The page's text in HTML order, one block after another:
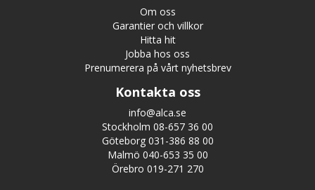
Om oss
Garantier och villkor
Hitta hit
Jobba hos oss
Prenumerera på vårt nyhetsbrev
Kontakta oss
info@alca.se
Stockholm 08-657 36 00
Göteborg 031-386 88 00
Malmö 040-653 35 00
Örebro 019-271 270